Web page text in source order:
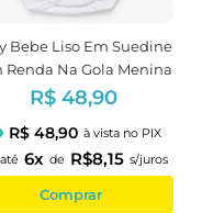
Bebe Liso Em Suedine
Renda Na Gola Menina
R$ 48,90
R$ 48,90 à vista no PIX
até 6x de R$8,15 s/juros
Comprar